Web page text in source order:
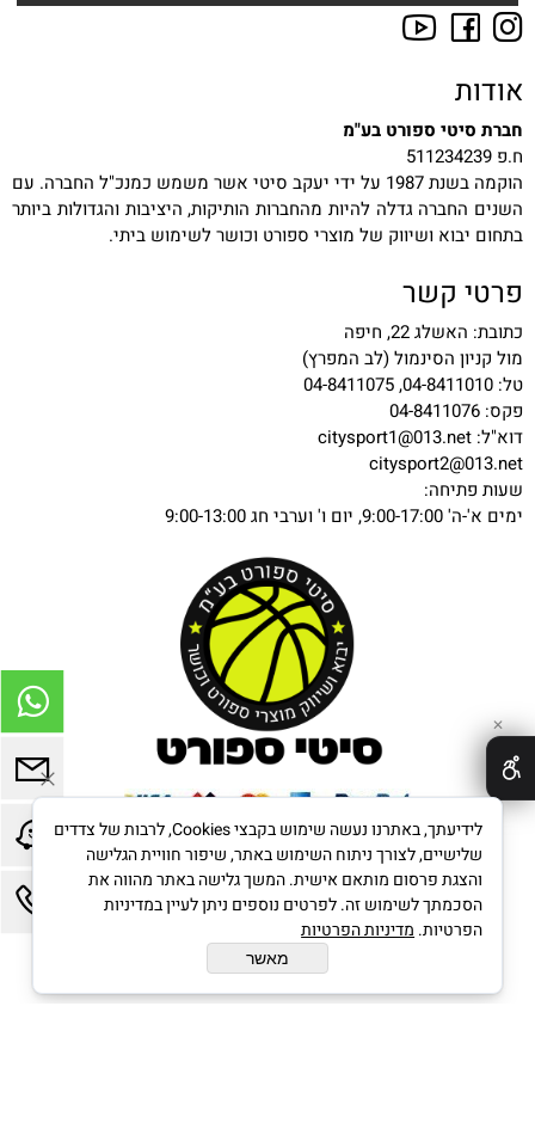
אודות
חברת סיטי ספורט בע"מ
ח.פ 511234239
הוקמה בשנת 1987 על ידי יעקב סיטי אשר משמש כמנכ"ל החברה. עם
השנים החברה גדלה להיות מהחברות הותיקות, היציבות והגדולות ביותר
בתחום יבוא ושיווק של מוצרי ספורט וכושר לשימוש ביתי.
פרטי קשר
כתובת: האשלג 22, חיפה
מול קניון הסינמול (לב המפרץ)
טל: 04-8411010, 04-8411075
פקס: 04-8411076
דוא"ל: citysport1@013.net
citysport2@013.net
שעות פתיחה:
ימים א'-ה' 9:00-17:00, יום ו' וערבי חג 9:00-13:00
בניית אתרים
✕
לידיעתך, באתרנו נעשה שימוש בקבצי Cookies, לרבות של צדדים
שלישיים, לצורך ניתוח השימוש באתר, שיפור חוויית הגלישה
והצגת פרסום מותאם אישית. המשך גלישה באתר מהווה את
הסכמתך לשימוש זה. לפרטים נוספים ניתן לעיין במדיניות
הפרטיות. מדיניות הפרטיות
מאשר